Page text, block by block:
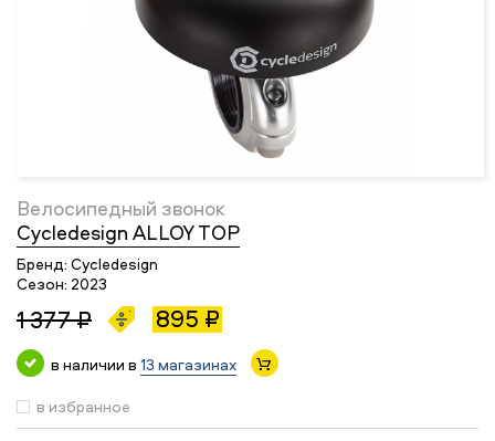
Велосипедный звонок
Cycledesign ALLOY TOP
Бренд: Cycledesign
Сезон: 2023
1 377 ₽ 895 ₽
в наличии в 13 магазинах
в избранное